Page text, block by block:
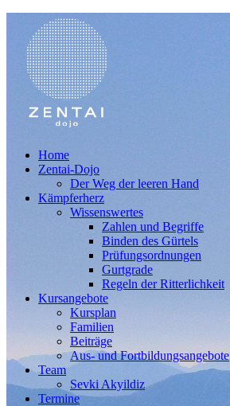
Home
Zentai-Dojo
Der Weg der leeren Hand
Kämpferherz
Wissenswertes
Zahlen und Begriffe
Binden des Gürtels
Prüfungsordnungen
Gurtgrade
Regeln der Ritterlichkeit
Kursangebote
Kursplan
Familien
Beiträge
Aus- und Fortbildungsangebote
Team
Sevki Akyildiz
Termine